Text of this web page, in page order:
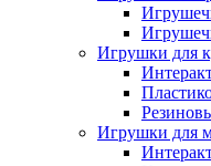
Игрушки для
Игрушки для